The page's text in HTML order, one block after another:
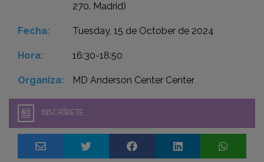
270. Madrid)
Fecha: Tuesday, 15 de October de 2024
Hora: 16:30-18:50
Organiza: MD Anderson Center Center
INSCRÍBETE